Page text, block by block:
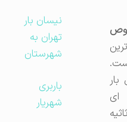
نیسان بار
تهران به
شهرستان
باربری
شهریار